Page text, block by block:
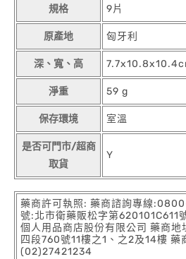
規格 9片
原產地 匈牙利
深、寬、高
淨重 59 g
保存環境 室溫
是否可門市/超商
取貨
Y
藥商許可執照: 藥商諮詢專線
號:北市衛藥販松字第620101C611
個人用品商店股份有限公司 藥商
四段760號11樓之1、之2及14樓 藥
(02)27421234